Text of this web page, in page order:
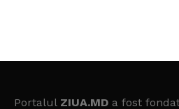
Portalul ZIUA.MD a fost